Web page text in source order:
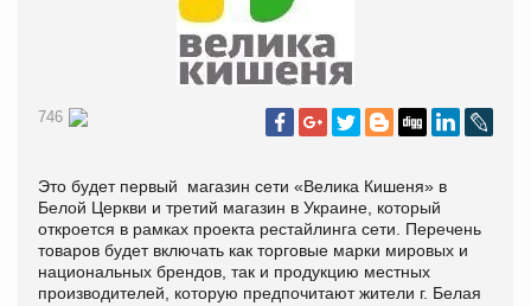
746
Это будет первый магазин сети «Велика Кишеня» в
Белой Церкви и третий магазин в Украине, который
откроется в рамках проекта рестайлинга сети. Перечень
товаров будет включать как торговые марки мировых и
национальных брендов, так и продукцию местных
производителей, которую предпочитаютжители г. Белая